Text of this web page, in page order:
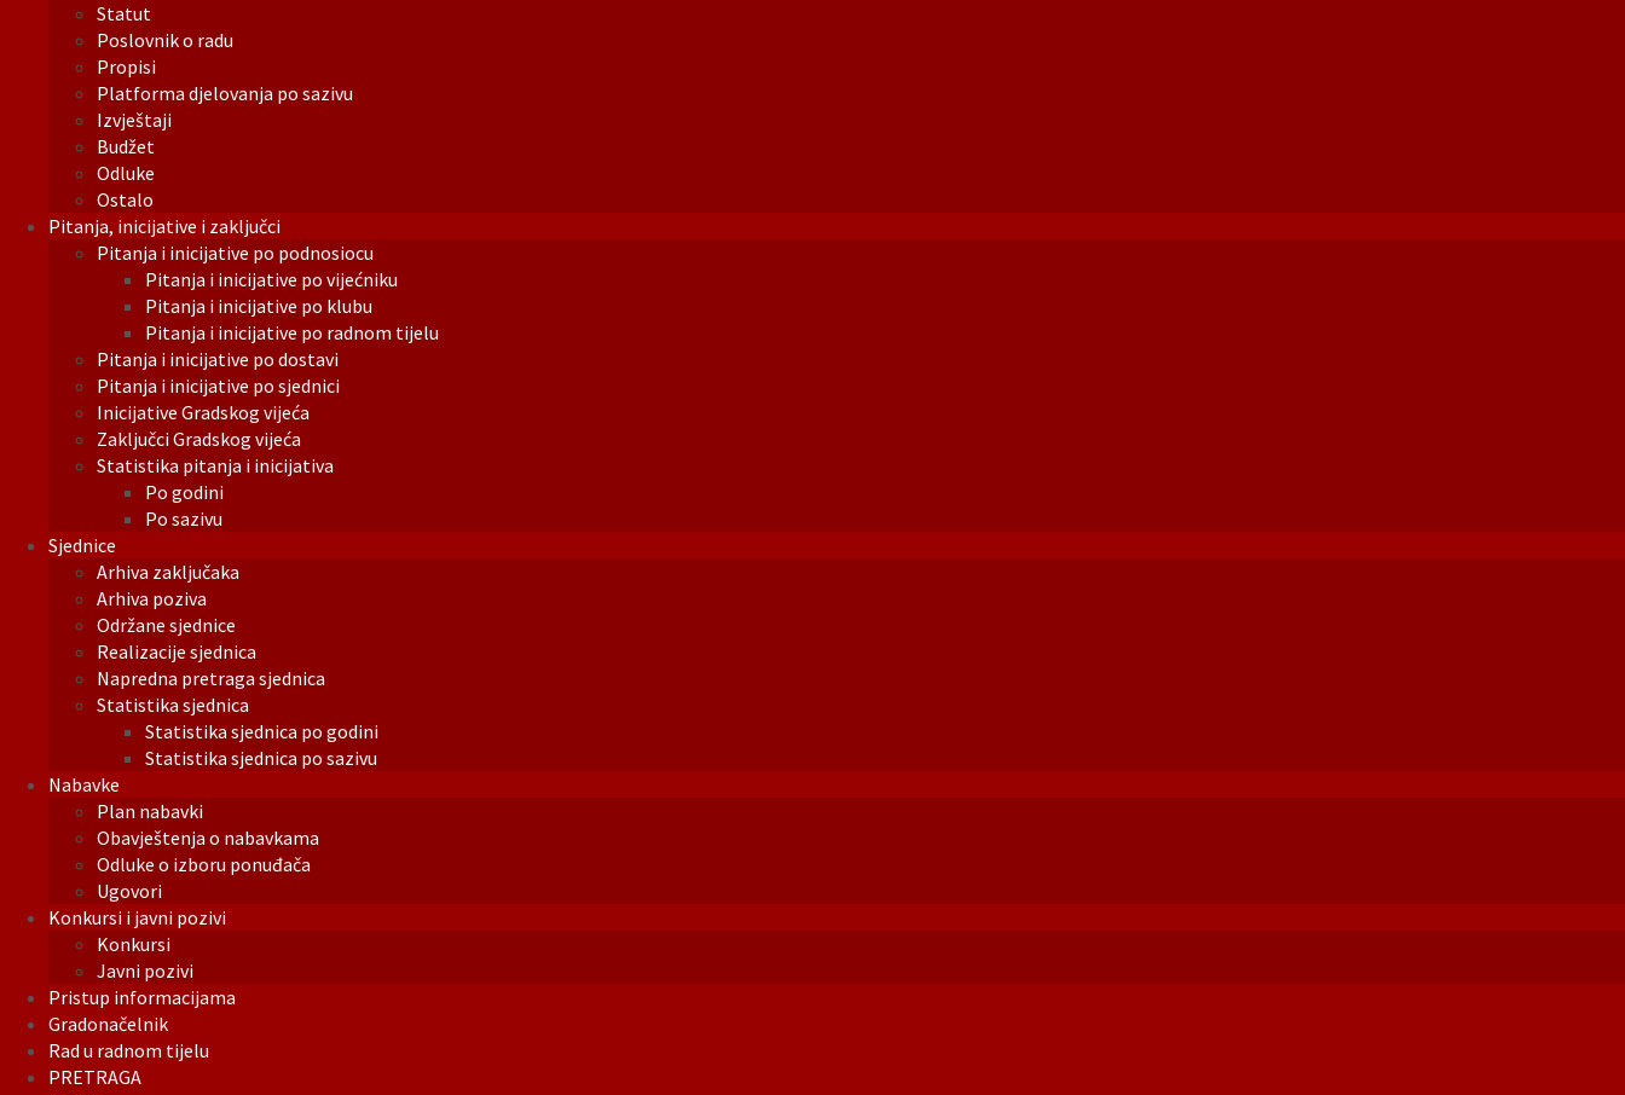
Statut
Poslovnik o radu
Propisi
Platforma djelovanja po sazivu
Izvještaji
Budžet
Odluke
Ostalo
Pitanja, inicijative i zaključci
Pitanja i inicijative po podnosiocu
Pitanja i inicijative po vijećniku
Pitanja i inicijative po klubu
Pitanja i inicijative po radnom tijelu
Pitanja i inicijative po dostavi
Pitanja i inicijative po sjednici
Inicijative Gradskog vijeća
Zaključci Gradskog vijeća
Statistika pitanja i inicijativa
Po godini
Po sazivu
Sjednice
Arhiva zaključaka
Arhiva poziva
Održane sjednice
Realizacije sjednica
Napredna pretraga sjednica
Statistika sjednica
Statistika sjednica po godini
Statistika sjednica po sazivu
Nabavke
Plan nabavki
Obavještenja o nabavkama
Odluke o izboru ponuđača
Ugovori
Konkursi i javni pozivi
Konkursi
Javni pozivi
Pristup informacijama
Gradonačelnik
Rad u radnom tijelu
PRETRAGA